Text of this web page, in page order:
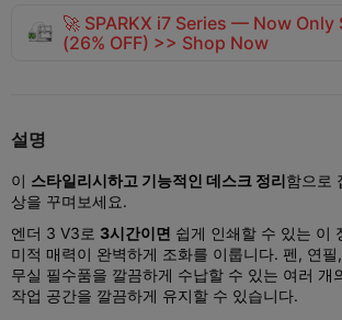
🚀 SPARKX i7 Series — Now Only
(26% OFF) >> Shop Now
설명
이 스타일리시하고 기능적인 데스크 정리함으로
상을 꾸며보세요.
엔더 3 V3로 3시간이면 쉽게 인쇄할 수 있는 이
미적 매력이 완벽하게 조화를 이룹니다. 펜, 연
무실 필수품을 깔끔하게 수납할 수 있는 여러 개
작업 공간을 깔끔하게 유지할 수 있습니다.